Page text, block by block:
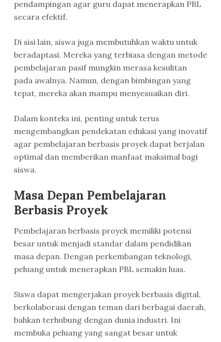
pendampingan agar guru dapat menerapkan PBL
secara efektif.
Di sisi lain, siswa juga membutuhkan waktu untuk
beradaptasi. Mereka yang terbiasa dengan metode
pembelajaran pasif mungkin merasa kesulitan
pada awalnya. Namun, dengan bimbingan yang
tepat, mereka akan mampu menyesuaikan diri.
Dalam konteks ini, penting untuk terus
mengembangkan pendekatan edukasi yang inovatif
agar pembelajaran berbasis proyek dapat berjalan
optimal dan memberikan manfaat maksimal bagi
siswa.
Masa Depan Pembelajaran
Berbasis Proyek
Pembelajaran berbasis proyek memiliki potensi
besar untuk menjadi standar dalam pendidikan
masa depan. Dengan perkembangan teknologi,
peluang untuk menerapkan PBL semakin luas.
Siswa dapat mengerjakan proyek berbasis digital,
berkolaborasi dengan teman dari berbagai daerah,
bahkan terhubung dengan dunia industri. Ini
membuka peluang yang sangat besar untuk